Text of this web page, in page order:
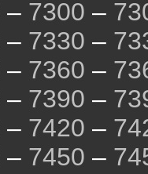
– 7300 –
– 7330 –
– 7360 –
– 7390 –
– 7420 –
– 7450 –